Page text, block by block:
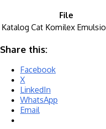
File
Katalog Cat Komilex
Share this:
Facebook
X
LinkedIn
WhatsApp
Email